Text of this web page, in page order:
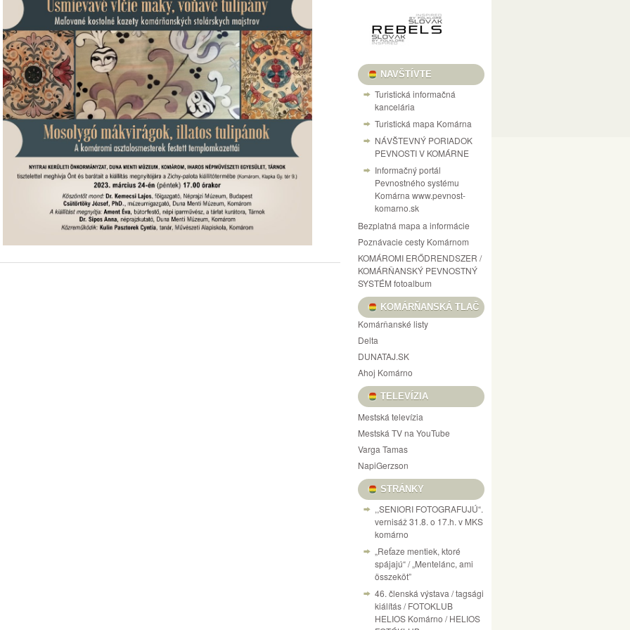
KOMÁROMI / KOMÁRŇANSKÝ JAZZPIKNIK
/ MOSOLYGÓ MÁKVIRÁGOK, ILLATOS TULIPÁNOK
AMI ÖSSZEKÖT” MINULOSŤ SKRYTÁ V ZEMI
/ FESTIVAL BOROSTYÁN XII. FONOGRÁF FESZTIVÁL
I. FELVIDÉKI NÉPZENÉSZTALÁLKOZÓ
PROGRAM REBELI A DRAMAŤÁK HĽADAJÚ POSILY
SYLVIA MAGÁN MŰVÉSZETI ALAPISKOLA
ÉS RÓZSÁK“
ERŐDTÚRÁK SLOVENSKÍ REBELI – PRIDAJ SA K NÁM !
HASHTAGKN JÓKAIHO DIVADLO V KOMÁRNE
ORGONAESTÉK MAREK ORMANDÍK VÝKVET VÝSTAVA
V KOMÁRNE
ÓVODÁK, ALAP ÉS KOZÉPISKOLÁK HÍREI ÉS EREDMÉNYEI
– „A KOMÁROMI HAJÓGYÁRTÁS 125 ÉVE”
PROGRAMAJÁNLÓ – TÝŽDENNÝ / HETI
/ DRAMAŤÁK / DIVADLO KOMORA
KOMÁRNA WWW.PEVNOST-KOMARNO.SK
A PREZMECZKY PÉTER
NAVŠTÍVTE
Turistická informačná
kancelária
Turistická mapa Komárna
NÁVŠTEVNÝ PORIADOK
PEVNOSTI V KOMÁRNE
Informačný portál
Pevnostného systému
Komárna www.pevnost-
komarno.sk
Bezplatná mapa a informácie
Poznávacie cesty Komárnom
KOMÁROMI ERŐDRENDSZER /
KOMÁRŇANSKÝ PEVNOSTNÝ
SYSTÉM fotoalbum
KOMÁRŇANSKÁ TLAČ
Komárňanské listy
Delta
DUNATAJ.SK
Ahoj Komárno
TELEVÍZIA
Mestská televízia
Mestská TV na YouTube
Varga Tamas
NapiGerzson
STRÁNKY
,,SENIORI FOTOGRAFUJÚ“.
vernisáž 31.8. o 17.h. v MKS
komárno
„Reťaze mentiek, ktoré
spájajú“ / „Mentelánc, ami
összeköt”
46. členská výstava / tagsági
kiálítás / FOTOKLUB
HELIOS Komárno / HELIOS